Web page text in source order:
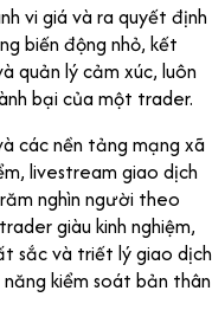
vi giá và ra quyết định
biến động nhỏ, kết
quản lý cảm xúc, luôn
bại của một trader.
các nền tảng mạng xã
livestream giao dịch
nghìn người theo
giàu kinh nghiệm,
sắc và triết lý giao dịch
kiểm soát bản thân